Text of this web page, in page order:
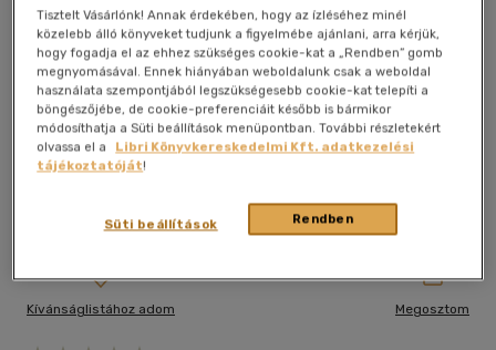
Kívánságlistához adom Megosztom
Tisztelt Vásárlónk! Annak érdekében, hogy az ízléséhez minél
közelebb álló könyveket tudjunk a figyelmébe ajánlani, arra kérjük,
hogy fogadja el az ehhez szükséges cookie-kat a „Rendben” gomb
megnyomásával. Ennek hiányában weboldalunk csak a weboldal
használata szempontjából legszükségesebb cookie-kat telepíti a
böngészőjébe, de cookie-preferenciáit később is bármikor
módosíthatja a Süti beállítások menüpontban. További részletekért
olvassa el a
Libri Könyvkereskedelmi Kft. adatkezelési
tájékoztatóját!
Rendben
Süti beállítások